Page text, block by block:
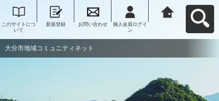
このサイトにつ
いて
新規登録 お問い合わせ
個人会員ログイ
ン
大分市地域コミュニティネット